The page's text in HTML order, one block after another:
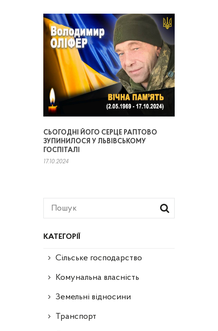
КАТЕГОРІЇ
Сільське господарство
Комунальна власність
Земельні відносини
Транспорт
СЬОГОДНІ ЙОГО СЕРЦЕ РАПТОВО
ЗУПИНИЛОСЯ У ЛЬВІВСЬКОМУ
ГОСПІТАЛІ
17.10.2024